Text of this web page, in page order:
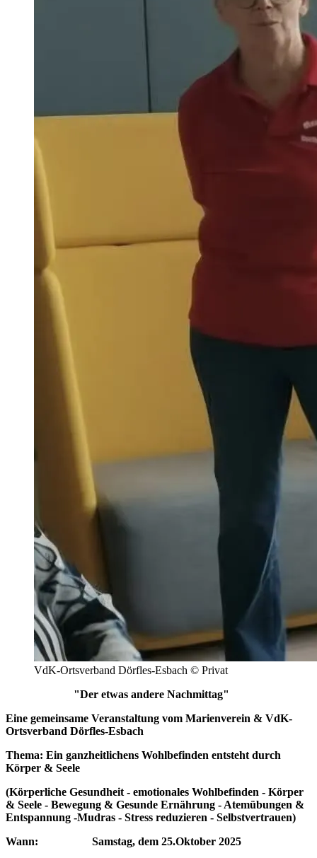
VdK-Ortsverband Dörfles-Esbach © Privat
"Der etwas andere Nachmittag"
Eine gemeinsame Veranstaltung vom Marienverein & VdK-
Ortsverband Dörfles-Esbach
Thema: Ein ganzheitlichens Wohlbefinden entsteht durch
Körper & Seele
(Körperliche Gesundheit - emotionales Wohlbefinden - Körper
& Seele - Bewegung & Gesunde Ernährung - Atemübungen &
Entspannung -Mudras - Stress reduzieren - Selbstvertrauen)
Wann: Samstag, dem 25.Oktober 2025